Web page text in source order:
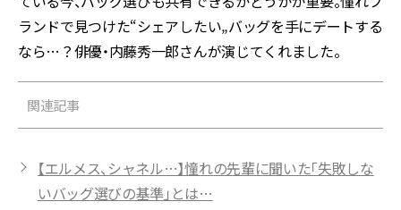
ランドで見つけた“シェアしたい„バッグを手にデートする
なら…？俳優・内藤秀一郎さんが演じてくれました。
関連記事
【エルメス、シャネル…】憧れの先輩に聞いた「失敗しな
いバッグ選びの基準」とは…